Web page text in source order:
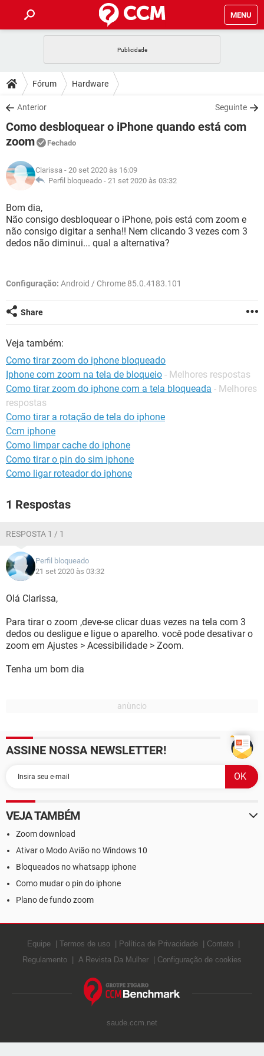
MENU
CELULAR
OUTLOOK
INSTAGRAM GMAIL
GUIA DE COMPRAS
DICAS
JOGOS
OUTLOOK
GUIA DE COMPRAS
DOWNLOADS
JOGOS WHATSAPP
CELULAR
OUTLOOK
INSTAGRAM
GUIA DE COMPRAS
CELULAR FACEBOOK
INSTAGRAM GMAIL
GUIA DE COMPRAS
GLOSSÁRIO
JOGOS
CELULAR
OUTLOOK EXCEL
INSTAGRAM GMAIL
Fórum Hardware
Anterior Seguinte
Como desbloquear o iPhone quando está com
zoom
Fechado
Clarissa - 20 set 2020 às 16:09
Perfil bloqueado - 21 set 2020 às 03:32
Bom dia,
Não consigo desbloquear o iPhone, pois está com zoom e
não consigo digitar a senha!! Nem clicando 3 vezes com 3
dedos não diminui... qual a alternativa?
Configuração: Android / Chrome 85.0.4183.101
Share
Veja também:
Como tirar zoom do iphone bloqueado
Iphone com zoom na tela de bloqueio - Melhores respostas
Como tirar zoom do iphone com a tela bloqueada - Melhores
respostas
Como tirar a rotação de tela do iphone
Ccm iphone
Como limpar cache do iphone
Como tirar o pin do sim iphone
Como ligar roteador do iphone
1 Respostas
RESPOSTA 1 / 1
Perfil bloqueado
21 set 2020 às 03:32
Olá Clarissa,
Para tirar o zoom ,deve-se clicar duas vezes na tela com 3
dedos ou desligue e ligue o aparelho. você pode desativar o
zoom em Ajustes > Acessibilidade > Zoom.
Tenha um bom dia
ASSINE NOSSA NEWSLETTER!
VEJA TAMBÉM
Zoom download
Ativar o Modo Avião no Windows 10
Bloqueados no whatsapp iphone
Como mudar o pin do iphone
Plano de fundo zoom
Equipe Termos de uso Política de Privacidade
Contato
Regulamento
A Revista Da Mulher Configuração de cookies
saude.ccm.net